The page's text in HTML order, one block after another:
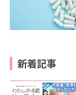
新着記事